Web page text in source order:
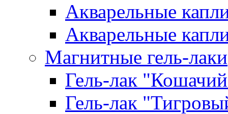
Акварельные
Акварельные
Магнитные гель-лаки
Гель-лак
Гель-лак